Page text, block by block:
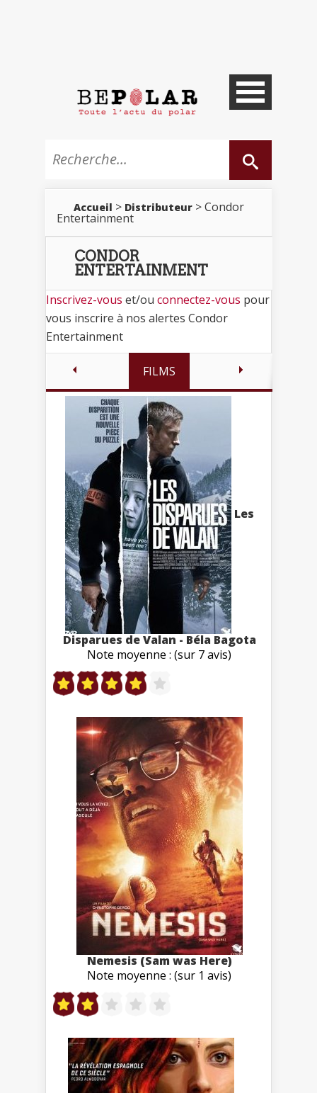
Accueil > Distributeur > Condor
Entertainment
CONDOR
ENTERTAINMENT
Inscrivez-vous et/ou connectez-vous pour
vous inscrire à nos alertes Condor
Entertainment
FILMS
Les
Disparues de Valan - Béla Bagota
Note moyenne : (sur 7 avis)
Nemesis (Sam was Here)
Note moyenne : (sur 1 avis)